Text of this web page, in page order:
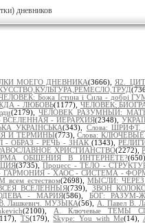
дневников
МОЕГО ДНЕВНИКА(3666),
Божа Істина і Сила - добрі
- ЛЮБОВЬ(1177), ЧЕЛОВЕК:
(2179),ЧЕЛОВЕК РАЗУМНЫЙ:
- ИЕРАРХИЯ(2348),
УКРАЇНСЬКА(343), Слова: ШРИФТ,
И ТЕРМИНЫ(773),Слова: КЛЮЧЕВЫЕ
- ОБРАЗ - РЕЧЬ - ЗНАК(1343),
ХРИСТИАНСТВО(2272),
ОБЩЕНИЯ В ИНТЕРНЕТЕ?
(3735),Процесс - ТЕЛО -
ГАРМОНИЯ - ХАОС - СИСТЕМА -
естеством(2698),МЫСЛИ:
ВСЕЛЕННЫЯ(739), ЗВОН
- МАРИЯ(586), БОГ: РАЗУМ-
Лашкевич. МУЗЫКА(56), А. Павел В.
(2100), А. Ключевые ТЕМЫ
TS(179),Skype: You with Me(14),